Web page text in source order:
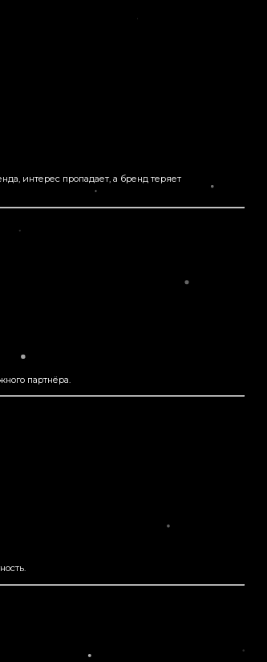
интерес пропадает, а бренд теряет
партнёра.